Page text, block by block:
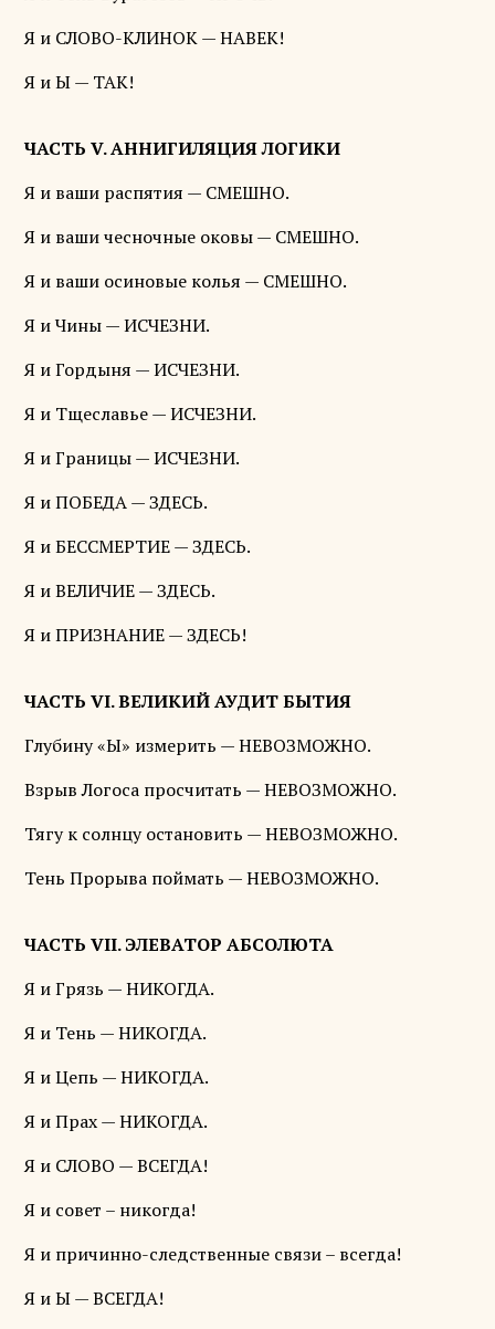
Я и СЛОВО-КЛИНОК — НАВЕК!
Я и Ы — ТАК!
ЧАСТЬ V. АННИГИЛЯЦИЯ ЛОГИКИ
Я и ваши распятия — СМЕШНО.
Я и ваши чесночные оковы — СМЕШНО.
Я и ваши осиновые колья — СМЕШНО.
Я и Чины — ИСЧЕЗНИ.
Я и Гордыня — ИСЧЕЗНИ.
Я и Тщеславье — ИСЧЕЗНИ.
Я и Границы — ИСЧЕЗНИ.
Я и ПОБЕДА — ЗДЕСЬ.
Я и БЕССМЕРТИЕ — ЗДЕСЬ.
Я и ВЕЛИЧИЕ — ЗДЕСЬ.
Я и ПРИЗНАНИЕ — ЗДЕСЬ!
ЧАСТЬ VI. ВЕЛИКИЙ АУДИТ БЫТИЯ
Глубину «Ы» измерить — НЕВОЗМОЖНО.
Взрыв Логоса просчитать — НЕВОЗМОЖНО.
Тягу к солнцу остановить — НЕВОЗМОЖНО.
Тень Прорыва поймать — НЕВОЗМОЖНО.
ЧАСТЬ VII. ЭЛЕВАТОР АБСОЛЮТА
Я и Грязь — НИКОГДА.
Я и Тень — НИКОГДА.
Я и Цепь — НИКОГДА.
Я и Прах — НИКОГДА.
Я и СЛОВО — ВСЕГДА!
Я и совет – никогда!
Я и причинно-следственные связи – всегда!
Я и Ы — ВСЕГДА!